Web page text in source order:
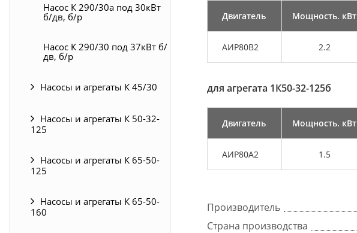
Насос К 290/30а под 30кВт
б/дв, б/р
Насос К 290/30 под 37кВт б/
дв, б/р
Насосы и агрегаты К 45/30
Насосы и агрегаты К 50-32-
125
Насосы и агрегаты К 65-50-
125
Насосы и агрегаты К 65-50-
160
Двигатель Мощность. кВт
АИР80В2 2.2
для агрегата 1К50-32-125б
Двигатель Мощность. кВт
АИР80А2 1.5
Производитель
Страна производства